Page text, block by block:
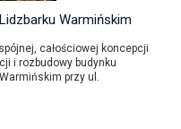
Warmińskim
całościowej koncepcji
i rozbudowy budynku
przy ul.